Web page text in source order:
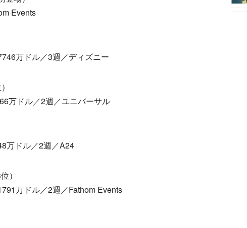
Events
万ドル／3週／ディズニー
万ドル／2週／ユニバーサル
万ドル／2週／A24
）
万ドル／2週／Fathom Events